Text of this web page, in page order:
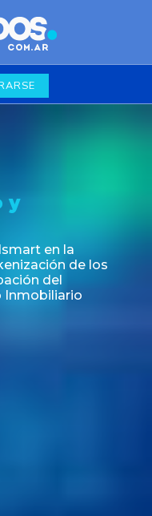
y
en la
de los
del
Inmobiliario